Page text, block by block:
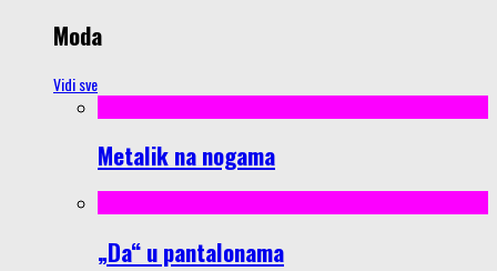
Moda
Vidi sve
Metalik na nogama
„Da“ u pantalonama